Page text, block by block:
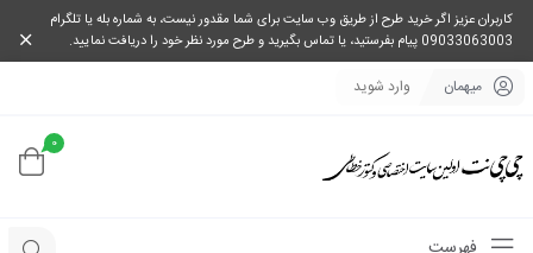
کاربران عزیز اگر خرید طرح از طریق وب سایت برای شما مقدور نیست، به شماره بله یا تلگرام
09033063003 پیام بفرستید، یا تماس بگیرید و طرح مورد نظر خود را دریافت نمایید.
میهمان وارد شوید
0